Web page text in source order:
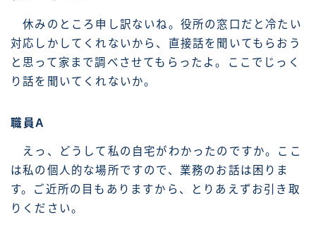
休みのところ申し訳ないね。役所の窓口だと冷たい
対応しかしてくれないから、直接話を聞いてもらおう
と思って家まで調べさせてもらったよ。ここでじっく
り話を聞いてくれないか。
職員A
えっ、どうして私の自宅がわかったのですか。ここ
は私の個人的な場所ですので、業務のお話は困りま
す。ご近所の目もありますから、とりあえずお引き取
りください。